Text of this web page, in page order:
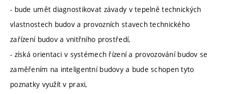
- bude umět diagnostikovat závady v tepelně technických
vlastnostech budov a provozních stavech technického
zařízení budov a vnitřního prostředí,
- získá orientaci v systémech řízení a provozování budov se
zaměřením na inteligentní budovy a bude schopen tyto
poznatky využít v praxi,